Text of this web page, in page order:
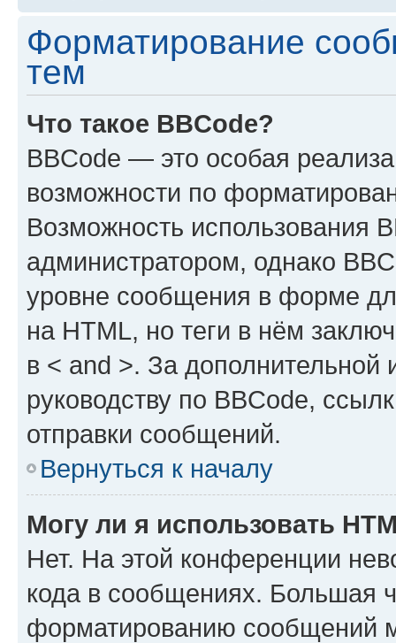
Форматирование
тем
Что такое BBCode?
BBCode — это особая
возможности по
Возможность использования
администратором, однако
уровне сообщения в форме
на HTML, но теги в нём
в < and >. За
руководству по BBCode,
отправки сообщений.
Вернуться к началу
Могу ли я использовать
Нет. На этой конференции
кода в сообщениях. Большая
форматированию сообщений